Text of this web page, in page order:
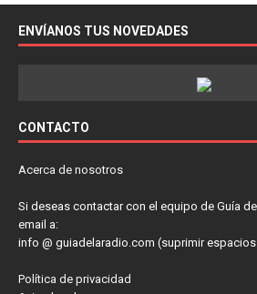
ENVÍANOS TUS NOVEDADES
CONTACTO
Acerca de nosotros
Si deseas contactar con el equipo de Guía
email a:
info @ guiadelaradio.com (suprimir
Política de privacidad